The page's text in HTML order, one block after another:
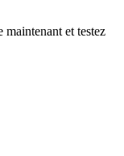
et testez